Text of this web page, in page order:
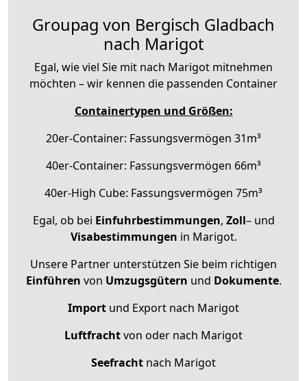
Groupag von Bergisch Gladbach
nach Marigot
Egal, wie viel Sie mit nach Marigot mitnehmen
möchten – wir kennen die passenden Container
Containertypen und Größen:
20er-Container: Fassungsvermögen 31m³
40er-Container: Fassungsvermögen 66m³
40er-High Cube: Fassungsvermögen 75m³
Egal, ob bei Einfuhrbestimmungen, Zoll– und
Visabestimmungen in Marigot.
Unsere Partner unterstützen Sie beim richtigen
Einführen von Umzugsgütern und Dokumente.
Import und Export nach Marigot
Luftfrachtvon oder nach Marigot
Seefracht nach Marigot